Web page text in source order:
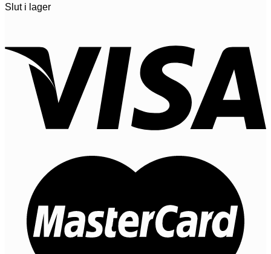
Slut i lager